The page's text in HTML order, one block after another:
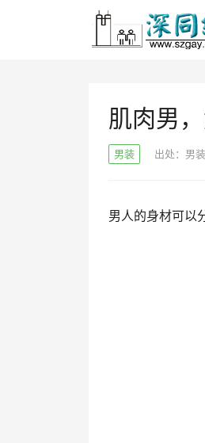
肌肉男
男装 出处：男装
男人的身材可以